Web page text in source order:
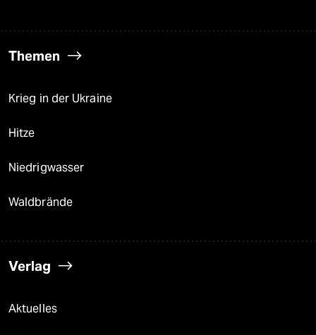
Themen
Krieg in der Ukraine
Hitze
Niedrigwasser
Waldbrände
Verlag
Aktuelles